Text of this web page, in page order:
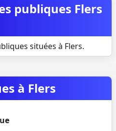
publiques Flers
situées à Flers.
à Flers